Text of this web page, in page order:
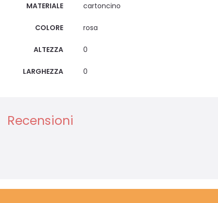
MATERIALE cartoncino
COLORE rosa
ALTEZZA 0
LARGHEZZA 0
Recensioni